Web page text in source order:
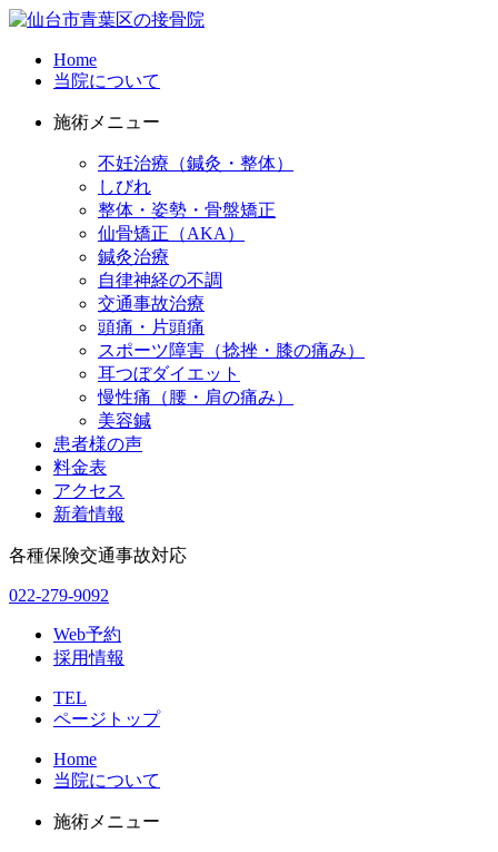
Home
当院について
施術メニュー
不妊治療（鍼灸・整体）
しびれ
整体・姿勢・骨盤矯正
仙骨矯正（AKA）
鍼灸治療
自律神経の不調
交通事故治療
頭痛・片頭痛
スポーツ障害（捻挫・膝の痛み）
耳つぼダイエット
慢性痛（腰・肩の痛み）
美容鍼
患者様の声
料金表
アクセス
新着情報
各種保険交通事故対応
022-279-9092
Web予約
採用情報
TEL
ページトップ
Home
当院について
施術メニュー